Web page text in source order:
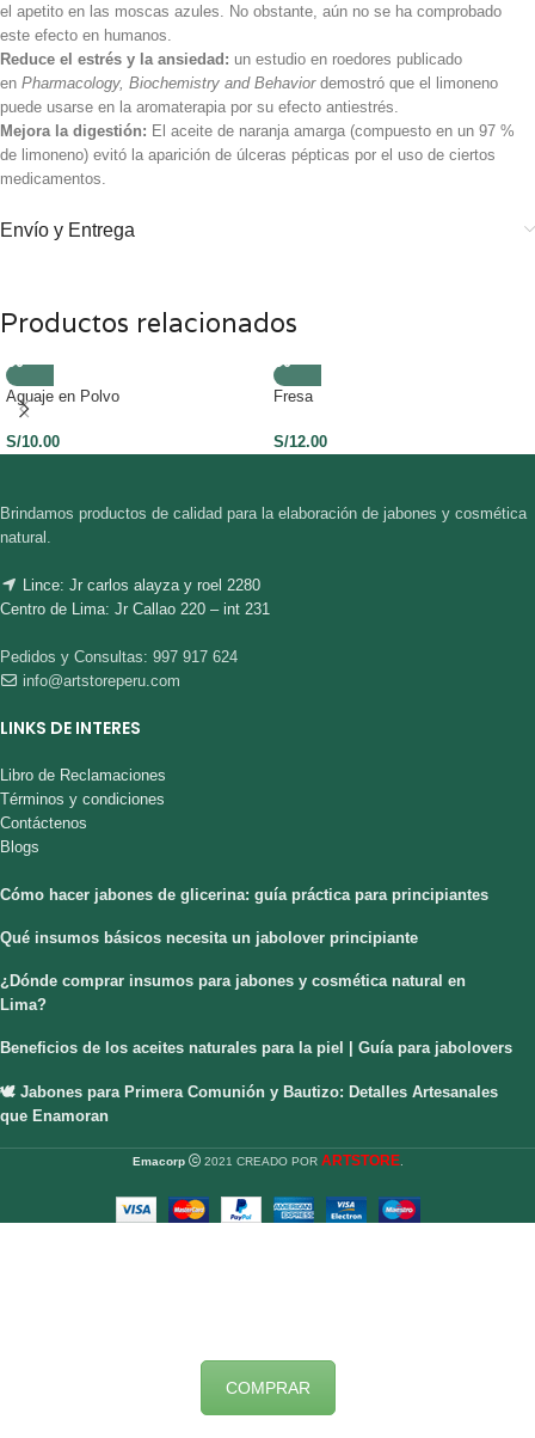
el apetito en las moscas azules. No obstante, aún no se ha comprobado
este efecto en humanos.
Reduce el estrés y la ansiedad: un estudio en roedores publicado
en Pharmacology, Biochemistry and Behaviordemostró que el limoneno
puede usarse en la aromaterapia por su efecto antiestrés.
Mejora la digestión: El aceite de naranja amarga (compuesto en un 97 %
de limoneno) evitó la aparición de úlceras pépticas por el uso de ciertos
medicamentos.
Envío y Entrega
Productos relacionados
Aguaje en Polvo
S/10.00
Fresa
S/12.00
Brindamos productos de calidad para la elaboración de jabones y cosmética
natural.
Lince: Jr carlos alayza y roel 2280
Centro de Lima: Jr Callao 220 – int 231
Pedidos y Consultas: 997 917 624
info@artstoreperu.com
LINKS DE INTERES
Libro de Reclamaciones
Términos y condiciones
Contáctenos
Blogs
Cómo hacer jabones de glicerina: guía práctica para principiantes
Qué insumos básicos necesita un jabolover principiante
¿Dónde comprar insumos para jabones y cosmética natural en
Lima?
Beneficios de los aceites naturales para la piel | Guía para jabolovers
🕊️ Jabones para Primera Comunión y Bautizo: Detalles Artesanales
que Enamoran
Emacorp 2021 CREADO POR ARTSTORE.
COMPRAR